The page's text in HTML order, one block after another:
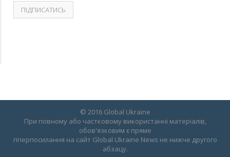
© 2016 Global Ukraine
При повному або частковому використанні матеріалів,
обов'язковим є пряме
гіперпосилання на сайт Global Ukraine News не нижче другого
абзацу.